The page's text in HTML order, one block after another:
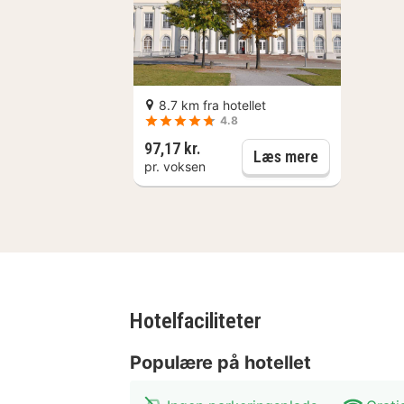
8.7 km fra hotellet
4.8
97,17 kr.
pr. voksen
Læs mereKassel:
Hotelfaciliteter
Populære på hotellet